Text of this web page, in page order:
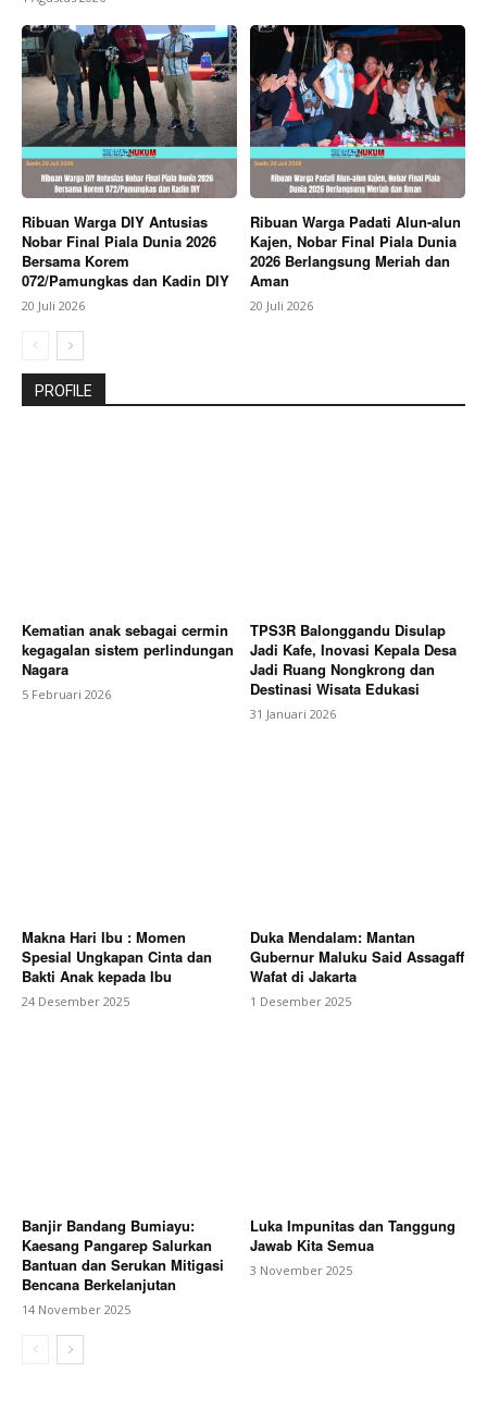
Ribuan Warga DIY Antusias
Nobar Final Piala Dunia 2026
Bersama Korem
072/Pamungkas dan Kadin DIY
20 Juli 2026
Ribuan Warga Padati Alun-alun
Kajen, Nobar Final Piala Dunia
2026 Berlangsung Meriah dan
Aman
20 Juli 2026
PROFILE
Kematian anak sebagai cermin
kegagalan sistem perlindungan
Nagara
5 Februari 2026
TPS3R Balonggandu Disulap
Jadi Kafe, Inovasi Kepala Desa
Jadi Ruang Nongkrong dan
Destinasi Wisata Edukasi
31 Januari 2026
Makna Hari Ibu : Momen
Spesial Ungkapan Cinta dan
Bakti Anak kepada Ibu
24 Desember 2025
Duka Mendalam: Mantan
Gubernur Maluku Said Assagaff
Wafat di Jakarta
1 Desember 2025
Banjir Bandang Bumiayu:
Kaesang Pangarep Salurkan
Bantuan dan Serukan Mitigasi
Bencana Berkelanjutan
14 November 2025
Luka Impunitas dan Tanggung
Jawab Kita Semua
3 November 2025